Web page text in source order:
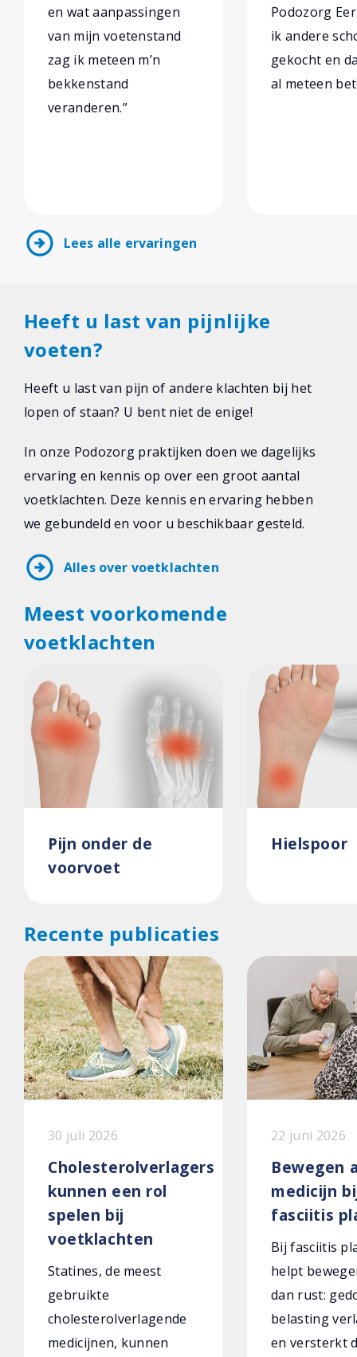
en wat aanpassingen
van mijn voetenstand
zag ik meteen m’n
bekkenstand
veranderen.”
Podozorg
ik andere
gekocht en
al meteen
arrow_circle_right Lees alle ervaringen
Heeft u last van pijnlijke
voeten?
Heeft u last van pijn of andere klachten bij het
lopen of staan? U bent niet de enige!
In onze Podozorg praktijken doen we dagelijks
ervaring en kennis op over een groot aantal
voetklachten. Deze kennis en ervaring hebben
we gebundeld en voor u beschikbaar gesteld.
arrow_circle_right Alles over voetklachten
Meest voorkomende
voetklachten
Pijn onder de
voorvoet
Hielspoor
Recente publicaties
30 juli 2026
Cholesterolverlagers
kunnen een rol
spelen bij
voetklachten
Statines, de meest
gebruikte
cholesterolverlagende
medicijnen, kunnen
22 juni 2026
Bewegen
medicijn
fasciitis
Bij fasciitis
helpt
dan rust:
belasting
en versterkt